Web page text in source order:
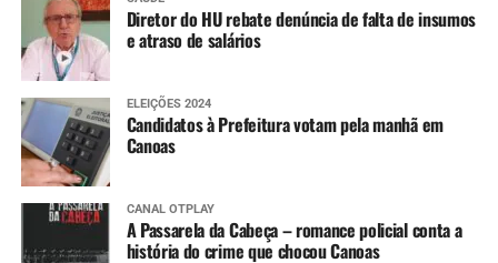
Diretor do HU rebate denúncia de falta de insumos
e atraso de salários
ELEIÇÕES 2024
Candidatos à Prefeitura votam pela manhã em
Canoas
CANAL OTPLAY
A Passarela da Cabeça – romance policial conta a
história do crime que chocou Canoas